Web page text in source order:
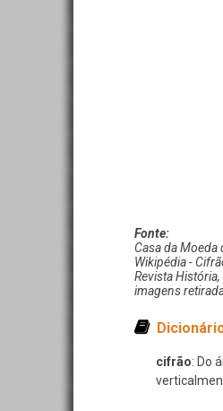
Casa da
Wikipédia -
Revista
imagens
cifrão: Do